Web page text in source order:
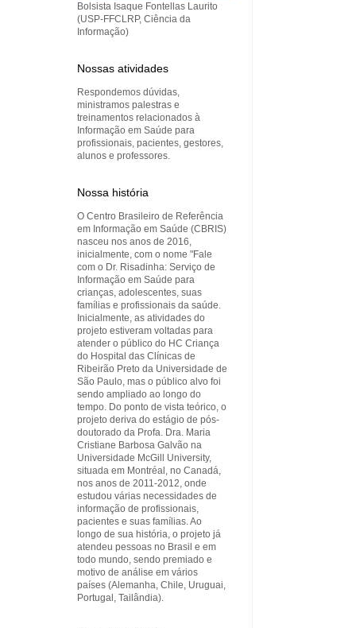
Bolsista Isaque Fontellas Laurito
(USP-FFCLRP, Ciência da
Informação)
Nossas atividades
Respondemos dúvidas,
ministramos palestras e
treinamentos relacionados à
Informação em Saúde para
profissionais, pacientes, gestores,
alunos e professores.
Nossa história
O Centro Brasileiro de Referência
em Informação em Saúde (CBRIS)
nasceu nos anos de 2016,
inicialmente, com o nome "Fale
com o Dr. Risadinha: Serviço de
Informação em Saúde para
crianças, adolescentes, suas
famílias e profissionais da saúde.
Inicialmente, as atividades do
projeto estiveram voltadas para
atender o público do HC Criança
do Hospital das Clínicas de
Ribeirão Preto da Universidade de
São Paulo, mas o público alvo foi
sendo ampliado ao longo do
tempo. Do ponto de vista teórico, o
projeto deriva do estágio de pós-
doutorado da Profa. Dra. Maria
Cristiane Barbosa Galvão na
Universidade McGill University,
situada em Montréal, no Canadá,
nos anos de 2011-2012, onde
estudou várias necessidades de
informação de profissionais,
pacientes e suas famílias. Ao
longo de sua história, o projeto já
atendeu pessoas no Brasil e em
todo mundo, sendo premiado e
motivo de análise em vários
países (Alemanha, Chile, Uruguai,
Portugal, Tailândia).